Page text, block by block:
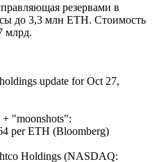
резервами в
до 3,3 млн ETH. Стоимость
млрд.
update for Oct 27,
"moonshots":
per ETH (Bloomberg)
Holdings (NASDAQ: